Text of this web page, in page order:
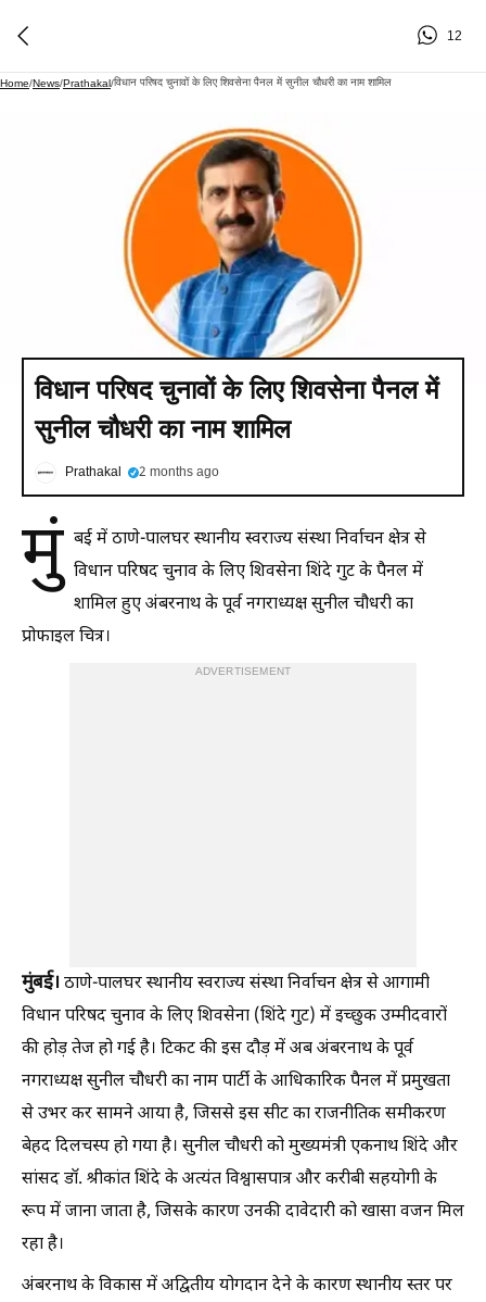
12
Home/News/Prathakal/विधान परिषद चुनावों के लिए शिवसेना पैनल में सुनील चौधरी का नाम शामिल
विधान परिषद चुनावों के लिए शिवसेना पैनल में
सुनील चौधरी का नाम शामिल
Prathakal 2 months ago
मुं बई में ठाणे-पालघर स्थानीय स्वराज्य संस्था निर्वाचन क्षेत्र से
विधान परिषद चुनाव के लिए शिवसेना शिंदे गुट के पैनल में
शामिल हुए अंबरनाथ के पूर्व नगराध्यक्ष सुनील चौधरी का
प्रोफाइल चित्र।
ADVERTISEMENT
मुंबई। ठाणे-पालघर स्थानीय स्वराज्य संस्था निर्वाचन क्षेत्र से आगामी
विधान परिषद चुनाव के लिए शिवसेना (शिंदे गुट) में इच्छुक उम्मीदवारों
की होड़ तेज हो गई है। टिकट की इस दौड़ में अब अंबरनाथ के पूर्व
नगराध्यक्ष सुनील चौधरी का नाम पार्टी के आधिकारिक पैनल में प्रमुखता
से उभर कर सामने आया है, जिससे इस सीट का राजनीतिक समीकरण
बेहद दिलचस्प हो गया है। सुनील चौधरी को मुख्यमंत्री एकनाथ शिंदे और
सांसद डॉ. श्रीकांत शिंदे के अत्यंत विश्वासपात्र और करीबी सहयोगी के
रूप में जाना जाता है, जिसके कारण उनकी दावेदारी को खासा वजन मिल
रहा है।
अंबरनाथ के विकास में अद्वितीय योगदान देने के कारण स्थानीय स्तर पर